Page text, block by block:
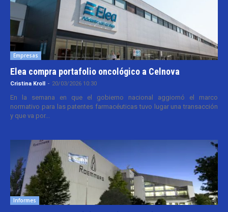
Empresas
Elea compra portafolio oncológico a Celnova
Cristina Kroll - 20/03/2026 10:30
En la semana en que el gobierno nacional aggiornó el marco
normativo para las patentes farmacéuticas tuvo lugar una transacción
y que va por...
Informes